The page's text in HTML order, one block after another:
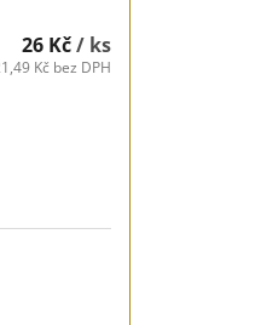
26 Kč/ ks
Kč bez DPH